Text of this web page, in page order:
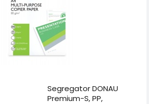
Segregator DONAU
Premium-S, PP,